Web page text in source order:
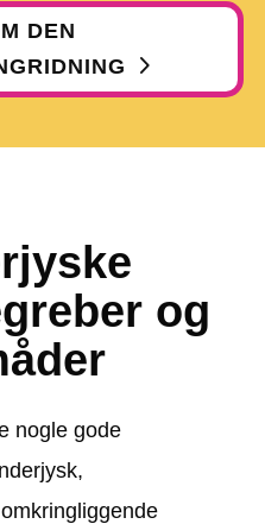
DEN
og
nogle gode